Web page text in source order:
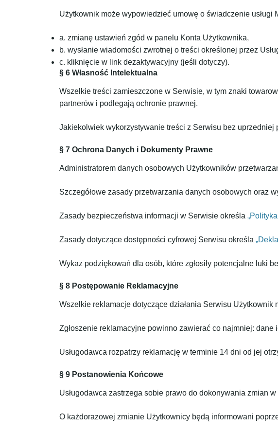
Użytkownik może wypowiedzieć umowę o świadczenie
a. zmianę ustawień zgód w panelu Konta Użytkownika,
b. wysłanie wiadomości zwrotnej o treści określonej przez
c. kliknięcie w link dezaktywacyjny (jeśli dotyczy).
§ 6 Własność Intelektualna
Wszelkie treści zamieszczone w Serwisie, w tym znaki
partnerów i podlegają ochronie prawnej.
Jakiekolwiek wykorzystywanie treści z Serwisu bez uprzedniej
§ 7 Ochrona Danych i Dokumenty Prawne
Administratorem danych osobowych Użytkowników
Szczegółowe zasady przetwarzania danych osobowych oraz
Zasady bezpieczeństwa informacji w Serwisie określa
Zasady dotyczące dostępności cyfrowej Serwisu określa
Wykaz podziękowań dla osób, które zgłosiły potencjalne luki
§ 8 Postępowanie Reklamacyjne
Wszelkie reklamacje dotyczące działania Serwisu Użytkownik
Zgłoszenie reklamacyjne powinno zawierać co najmniej:
Usługodawca rozpatrzy reklamację w terminie 14 dni od jej
§ 9 Postanowienia Końcowe
Usługodawca zastrzega sobie prawo do dokonywania zmian
O każdorazowej zmianie Użytkownicy będą informowani